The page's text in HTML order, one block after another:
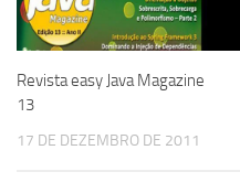
Revista easy Java Magazine
13
17 DE DEZEMBRO DE 2011